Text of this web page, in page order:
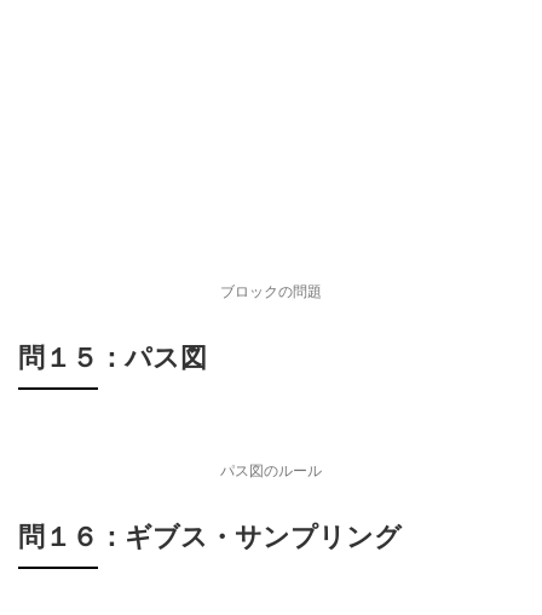
ブロックの問題
問１５：パス図
パス図のルール
問１６：ギブス・サンプリング